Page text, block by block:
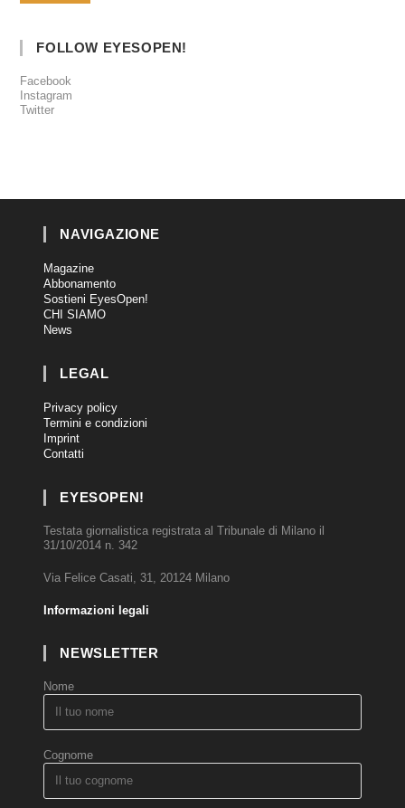
FOLLOW EYESOPEN!
Facebook
Instagram
Twitter
NAVIGAZIONE
Magazine
Abbonamento
Sostieni EyesOpen!
CHI SIAMO
News
LEGAL
Privacy policy
Termini e condizioni
Imprint
Contatti
EYESOPEN!
Testata giornalistica registrata al Tribunale di Milano il
31/10/2014 n. 342
Via Felice Casati, 31, 20124 Milano
Informazioni legali
NEWSLETTER
Nome
Cognome